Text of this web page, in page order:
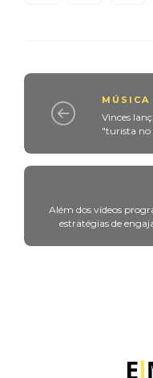
MÚSICA
Vinces
"turista no
Além dos vídeos
estratégias de